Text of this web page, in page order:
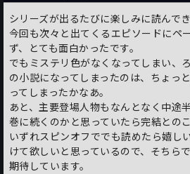
シリーズが出るたびに楽しみに読んでき
今回も次々と出てくるエピソードにペ
ず、とても面白かったです。
でもミステリ色がなくなってしまい、
の小説になってしまったのは、ちょっ
ってしまったかなあ。
あと、主要登場人物もなんとなく中途
巻に続くのかと思っていたら完結とのこ
いずれスピンオフででも読めたら嬉し
けて欲しいと思っているので、そちら
期待しています。